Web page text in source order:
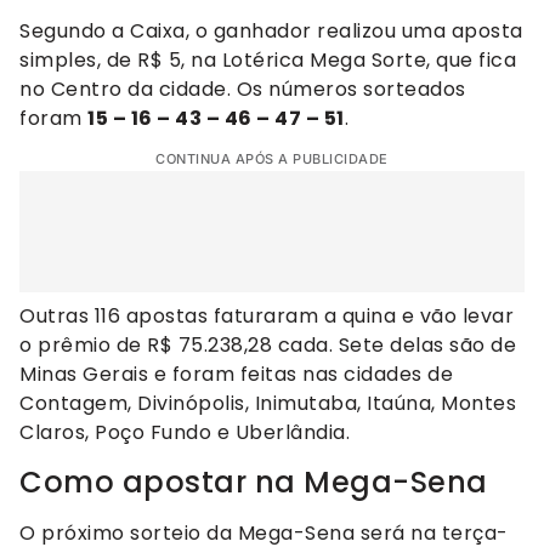
Segundo a Caixa, o ganhador realizou uma aposta
simples, de R$ 5, na Lotérica Mega Sorte, que fica
no Centro da cidade. Os números sorteados
foram 15 – 16 – 43 – 46 – 47 – 51.
CONTINUA APÓS A PUBLICIDADE
Outras 116 apostas faturaram a quina e vão levar
o prêmio de R$ 75.238,28 cada. Sete delas são de
Minas Gerais e foram feitas nas cidades de
Contagem, Divinópolis, Inimutaba, Itaúna, Montes
Claros, Poço Fundo e Uberlândia.
Como apostar na Mega-Sena
O próximo sorteio da Mega-Sena será na terça-